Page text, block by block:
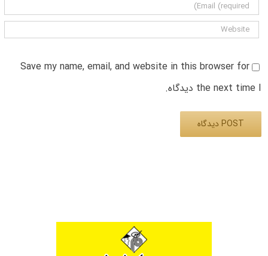
Save my name, email, and website in this browser for
the next time I دیدگاه.